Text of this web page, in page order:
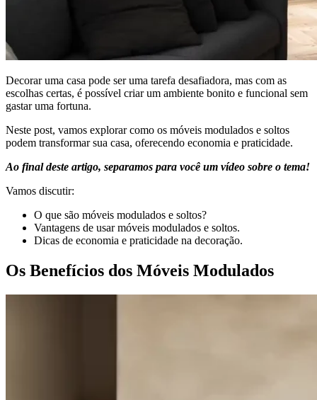
Decorar uma casa pode ser uma tarefa desafiadora, mas com as
escolhas certas, é possível criar um ambiente bonito e funcional sem
gastar uma fortuna.
Neste post, vamos explorar como os móveis modulados e soltos
podem transformar sua casa, oferecendo economia e praticidade.
Ao final deste artigo, separamos para você um vídeo sobre o tema!
Vamos discutir:
O que são móveis modulados e soltos?
Vantagens de usar móveis modulados e soltos.
Dicas de economia e praticidade na decoração.
Os Benefícios dos Móveis Modulados